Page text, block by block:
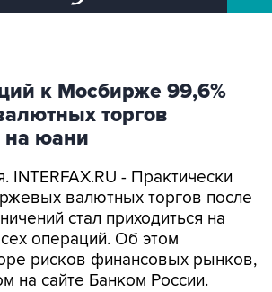
к Мосбирже 99,6%
торгов
на юани
INTERFAX.RU - Практически
валютных торгов после
стал приходиться на
операций. Об этом
рисков финансовых рынков,
на сайте Банком России.